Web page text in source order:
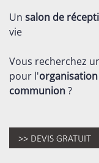
Un salon de
vie
Vous recherchez
pour l'organisation
communion?